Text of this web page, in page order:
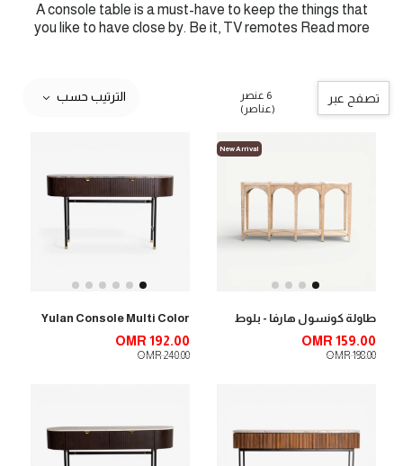
A console table is a must-have to keep the things that
you like to have close by. Be it, TV remotes Read more
تصفح عبر
6 عنصر
(عناصر)
الترتيب حسب
New Arrival
طاولة كونسول هارفا - بلوط
OMR 159.00
OMR 198.00
Yulan Console Multi Color
OMR 192.00
OMR 240.00